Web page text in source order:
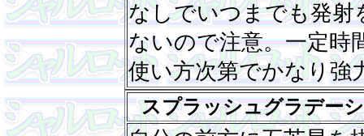
なしでいつまでも発
ないので注意。一定時
使い方次第でかなり強
スプラッシュグラデー